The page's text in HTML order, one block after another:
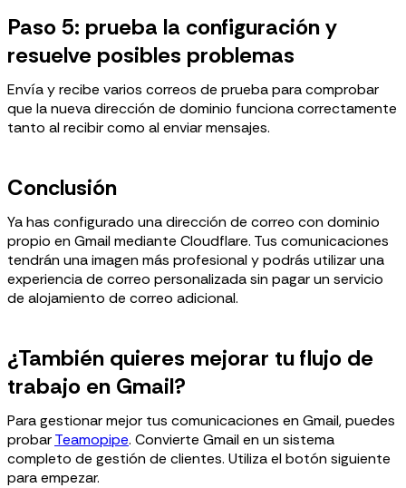
Paso 5: prueba la configuración y
resuelve posibles problemas
Envía y recibe varios correos de prueba para comprobar
que la nueva dirección de dominio funciona correctamente
tanto al recibir como al enviar mensajes.
Conclusión
Ya has configurado una dirección de correo con dominio
propio en Gmail mediante Cloudflare. Tus comunicaciones
tendrán una imagen más profesional y podrás utilizar una
experiencia de correo personalizada sin pagar un servicio
de alojamiento de correo adicional.
¿También quieres mejorar tu flujo de
trabajo en Gmail?
Para gestionar mejor tus comunicaciones en Gmail, puedes
probarTeamopipe. Convierte Gmail en un sistema
completo de gestión de clientes. Utiliza el botón siguiente
para empezar.